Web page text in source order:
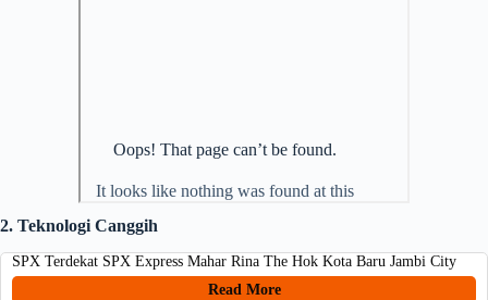
2. Teknologi Canggih
SPX Terdekat SPX Express Mahar Rina The Hok Kota Baru Jambi City
Read More